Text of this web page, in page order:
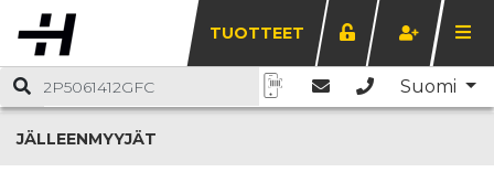
TUOTTEET
Suomi
JÄLLEENMYYJÄT